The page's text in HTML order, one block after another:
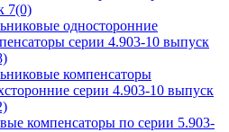
7(0)
односторонние
серии 4.903-10 выпуск
компенсаторы
серии 4.903-10 выпуск
компенсаторы по серии 5.903-